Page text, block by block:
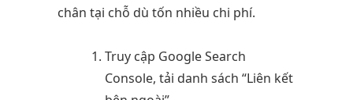
chân tại chỗ dù tốn nhiều chi phí.
Truy cập Google Search
Console, tải danh sách “Liên kết